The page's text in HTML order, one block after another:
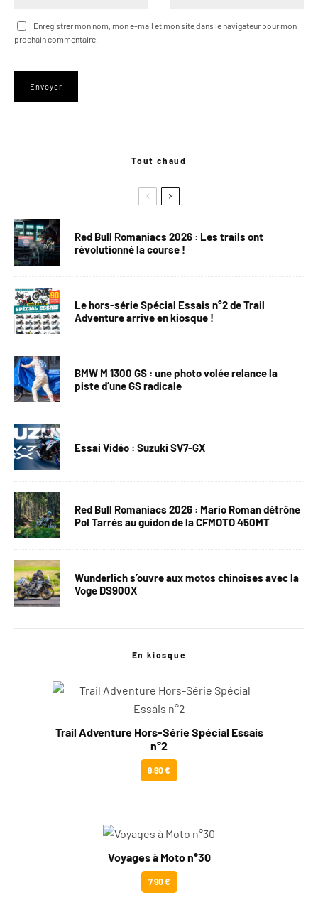
Enregistrer mon nom, mon e-mail et mon site dans le navigateur pour mon
prochain commentaire.
Tout chaud
Red Bull Romaniacs 2026 : Les trails ont
révolutionné la course !
Le hors-série Spécial Essais n°2 de Trail
Adventure arrive en kiosque !
BMW M 1300 GS : une photo volée relance la
piste d’une GS radicale
Essai Vidéo : Suzuki SV7-GX
Red Bull Romaniacs 2026 : Mario Roman détrône
Pol Tarrés au guidon de la CFMOTO 450MT
Wunderlich s’ouvre aux motos chinoises avec la
Voge DS900X
En kiosque
Trail Adventure Hors-Série Spécial Essais
n°2
9.90 €
Voyages à Moto n°30
7.90 €